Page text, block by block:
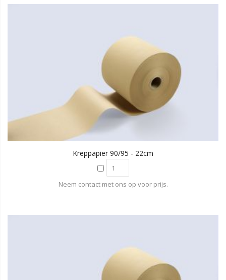
Kreppapier 90/95 - 22cm
Neem contact met ons op voor prijs.